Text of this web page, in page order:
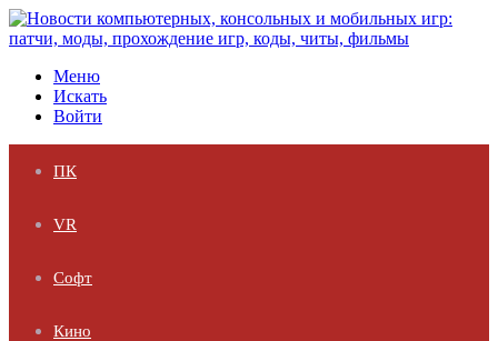
Меню
Искать
Войти
ПК
VR
Софт
Кино